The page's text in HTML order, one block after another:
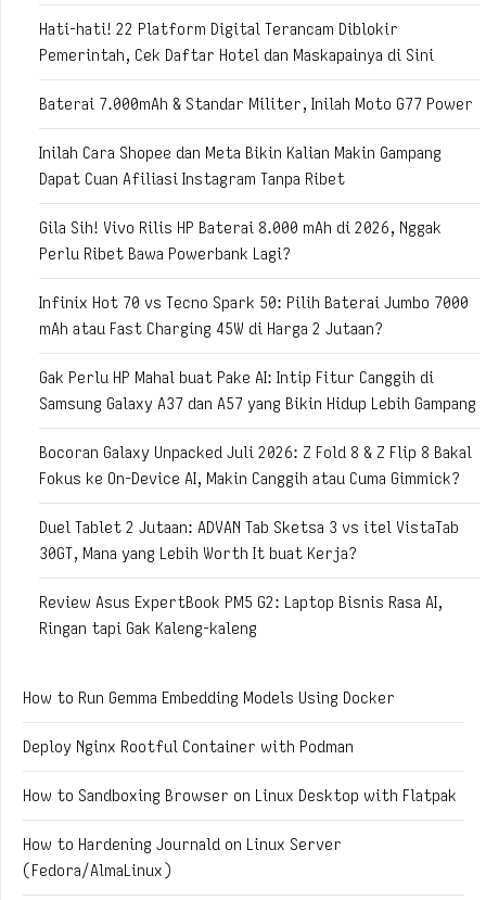
Hati-hati! 22 Platform Digital Terancam Diblokir
Pemerintah, Cek Daftar Hotel dan Maskapainya di Sini
Baterai 7.000mAh & Standar Militer, Inilah Moto G77 Power
Inilah Cara Shopee dan Meta Bikin Kalian Makin Gampang
Dapat Cuan Afiliasi Instagram Tanpa Ribet
Gila Sih! Vivo Rilis HP Baterai 8.000 mAh di 2026, Nggak
Perlu Ribet Bawa Powerbank Lagi?
Infinix Hot 70 vs Tecno Spark 50: Pilih Baterai Jumbo 7000
mAh atau Fast Charging 45W di Harga 2 Jutaan?
Gak Perlu HP Mahal buat Pake AI: Intip Fitur Canggih di
Samsung Galaxy A37 dan A57 yang Bikin Hidup Lebih Gampang
Bocoran Galaxy Unpacked Juli 2026: Z Fold 8 & Z Flip 8 Bakal
Fokus ke On-Device AI, Makin Canggih atau Cuma Gimmick?
Duel Tablet 2 Jutaan: ADVAN Tab Sketsa 3 vs itel VistaTab
30GT, Mana yang Lebih Worth It buat Kerja?
Review Asus ExpertBook PM5 G2: Laptop Bisnis Rasa AI,
Ringan tapi Gak Kaleng-kaleng
How to Run Gemma Embedding Models Using Docker
Deploy Nginx Rootful Container with Podman
How to Sandboxing Browser on Linux Desktop with Flatpak
How to Hardening Journald on Linux Server
(Fedora/AlmaLinux)